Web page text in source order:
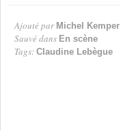
Ajouté par Michel Kemper
Sauvé dans En scène
Tags: Claudine Lebègue